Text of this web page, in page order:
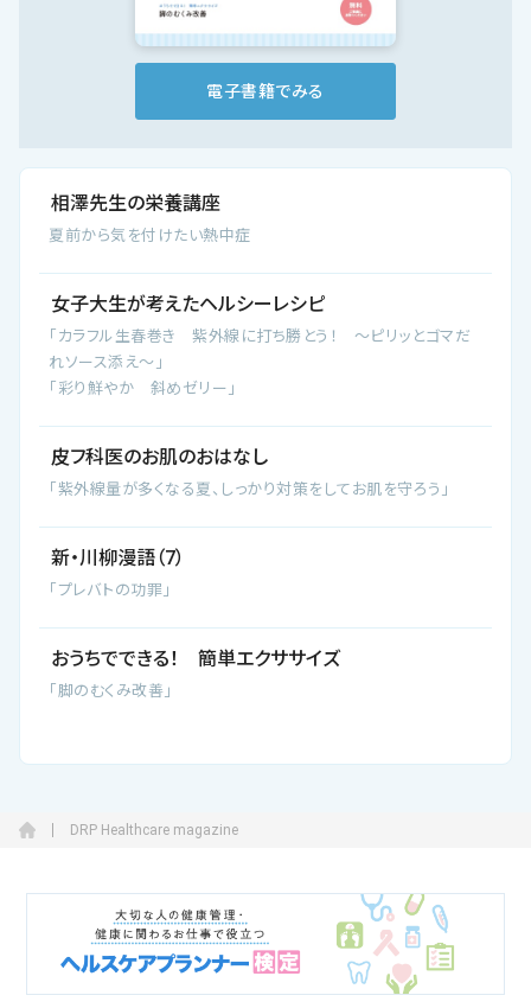
お問い合わせ
電子書籍でみる
相澤先生の栄養講座
夏前から気を付けたい熱中症
女子大生が考えたヘルシーレシピ
「カラフル生春巻き 紫外線に打ち勝とう！ ～ピリッとゴマだ
れソース添え～」
「彩り鮮やか 斜めゼリー」
皮フ科医のお肌のおはなし
「紫外線量が多くなる夏、しっかり対策をしてお肌を守ろう」
新・川柳漫語（7）
「プレバトの功罪」
おうちでできる！ 簡単エクササイズ
「脚のむくみ改善」
DRP Healthcare magazine